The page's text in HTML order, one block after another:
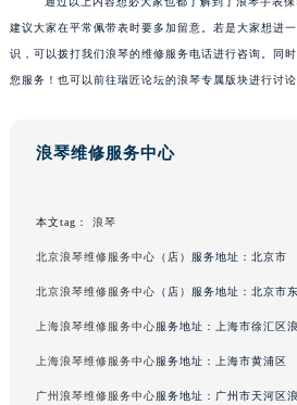
建议大家在平常佩带表时要多加留意。若是大家想进
识，可以拨打我们浪琴的维修服务电话进行咨询。同
您服务！也可以前往瑞匠论坛的浪琴专属版块进行讨论
浪琴维修服务中心
本文tag： 浪琴
北京浪琴维修服务中心 （店）服务地址：北京市
北京浪琴维修服务中心 （店）服务地址：北京市
上海浪琴维修服务中心服务地址：上海市徐汇区
上海浪琴维修服务中心服务地址：上海市黄浦区
广州浪琴维修服务中心服务地址：广州市天河区